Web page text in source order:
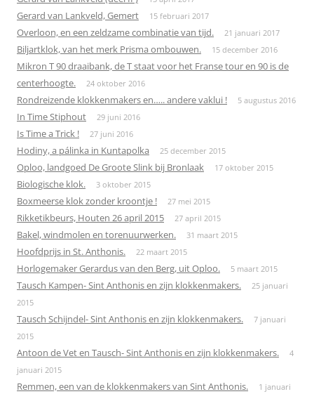
Gerard van Lankveld, Gemert 15 februari 2017
Overloon, en een zeldzame combinatie van tijd. 21 januari 2017
Biljartklok, van het merk Prisma ombouwen. 15 december 2016
Mikron T 90 draaibank, de T staat voor het Franse tour en 90 is de
centerhoogte.
24 oktober 2016
Rondreizende klokkenmakers en….. andere vaklui ! 5 augustus 2016
In Time Stiphout 29 juni 2016
Is Time a Trick ! 27 juni 2016
Hodiny, a pálinka in Kuntapolka 25 december 2015
Oploo, landgoed De Groote Slink bij Bronlaak 17 oktober 2015
Biologische klok. 3 oktober 2015
Boxmeerse klok zonder kroontje ! 27 mei 2015
Rikketikbeurs, Houten 26 april 2015 27 april 2015
Bakel, windmolen en torenuurwerken. 31 maart 2015
Hoofdprijs in St. Anthonis. 22 maart 2015
Horlogemaker Gerardus van den Berg, uit Oploo. 5 maart 2015
Tausch Kampen- Sint Anthonis en zijn klokkenmakers.
25 januari
2015
Tausch Schijndel- Sint Anthonis en zijn klokkenmakers.
7 januari
2015
Antoon de Vet en Tausch- Sint Anthonis en zijn klokkenmakers.
4
januari 2015
Remmen, een van de klokkenmakers van Sint Anthonis.
1 januari